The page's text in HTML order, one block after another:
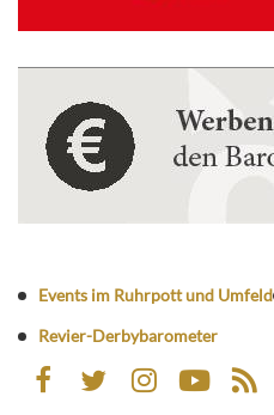
Events im Ruhrpott und Umfeld
Revier-Derbybarometer